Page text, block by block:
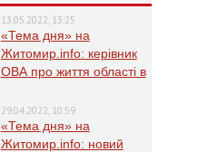
13.05.2022, 13:25
«Тема дня» на
Житомир.info: керівник
ОВА про життя області в
29.04.2022, 10:59
«Тема дня» на
Житомир.info: новий